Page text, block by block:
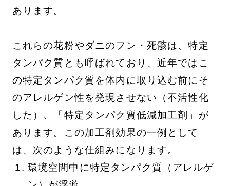
あります。
これらの花粉やダニのフン・死骸は、特定
タンパク質とも呼ばれており、近年ではこ
の特定タンパク質を体内に取り込む前にそ
のアレルゲン性を発現させない（不活性化
した）、「特定タンパク質低減加工剤」が
あります。この加工剤効果の一例として
は、次のような仕組みになります。
環境空間中に特定タンパク質（アレルゲ